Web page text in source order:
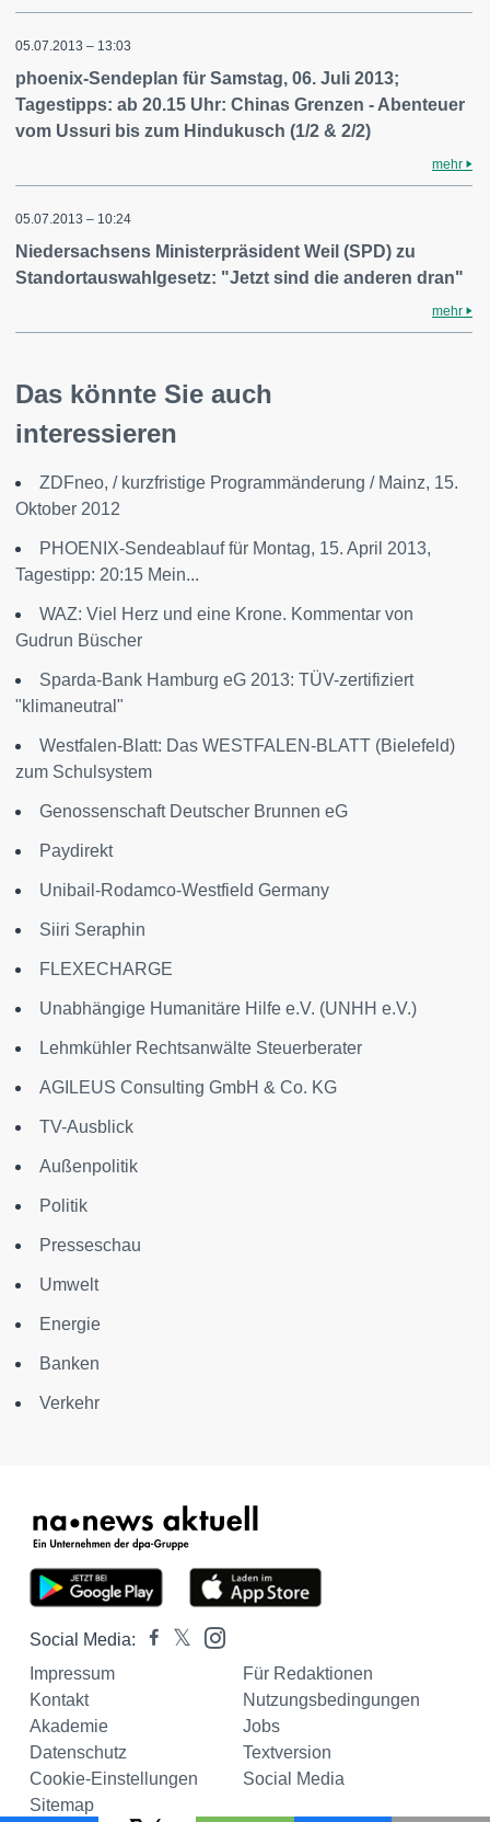
05.07.2013 – 13:03
phoenix-Sendeplan für Samstag, 06. Juli 2013;
Tagestipps: ab 20.15 Uhr: Chinas Grenzen - Abenteuer
vom Ussuri bis zum Hindukusch (1/2 & 2/2)
mehr
05.07.2013 – 10:24
Niedersachsens Ministerpräsident Weil (SPD) zu
Standortauswahlgesetz: "Jetzt sind die anderen dran"
mehr
Das könnte Sie auch
interessieren
ZDFneo, / kurzfristige Programmänderung / Mainz, 15.
Oktober 2012
PHOENIX-Sendeablauf für Montag, 15. April 2013,
Tagestipp: 20:15 Mein...
WAZ: Viel Herz und eine Krone. Kommentar von
Gudrun Büscher
Sparda-Bank Hamburg eG 2013: TÜV-zertifiziert
"klimaneutral"
Westfalen-Blatt: Das WESTFALEN-BLATT (Bielefeld)
zum Schulsystem
Genossenschaft Deutscher Brunnen eG
Paydirekt
Unibail-Rodamco-Westfield Germany
Siiri Seraphin
FLEXECHARGE
Unabhängige Humanitäre Hilfe e.V. (UNHH e.V.)
Lehmkühler Rechtsanwälte Steuerberater
AGILEUS Consulting GmbH & Co. KG
TV-Ausblick
Außenpolitik
Politik
Presseschau
Umwelt
Energie
Banken
Verkehr
Social Media:
Impressum
Für Redaktionen
Kontakt
Nutzungsbedingungen
Akademie
Jobs
Datenschutz
Textversion
Cookie-Einstellungen
Social Media
Sitemap